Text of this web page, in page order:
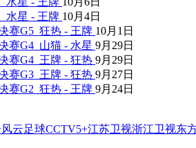
水星 - 王牌 10月4日
赛G5 狂热 - 王牌 10月1日
赛G4 山猫 - 水星 9月29日
赛G4 王牌 - 狂热 9月29日
赛G3 王牌 - 狂热 9月27日
赛G2 狂热 - 王牌 9月24日
风云足球CCTV5+江苏卫视浙江卫视东